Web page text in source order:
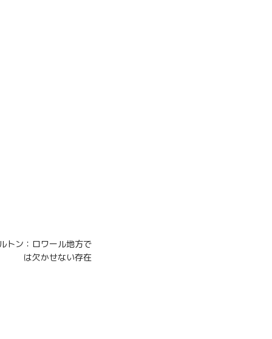
トン：ロワール地方で
は欠かせない存在